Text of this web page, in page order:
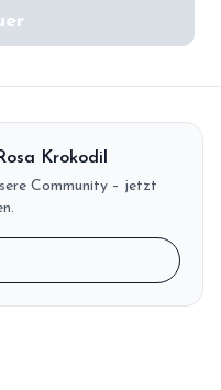
Krokodil
Community – jetzt